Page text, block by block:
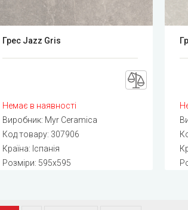
Грес Jazz Gris
Немає в наявності
Виробник: Myr Ceramica
Код товару: 307906
Країна: Іспанія
Розміри: 595x595